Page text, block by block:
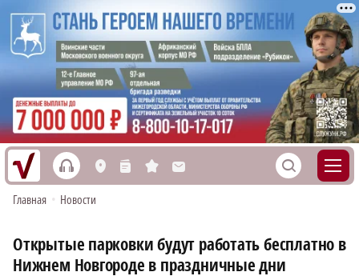
h L n s M S
Главная • Новости
Открытые парковки будут работать бесплатно в
Нижнем Новгороде в праздничные дни